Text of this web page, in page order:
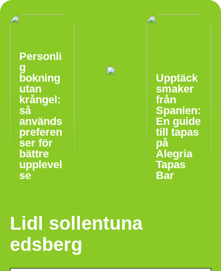
Personli
g
bokning
utan
krångel:
så
används
preferen
ser för
bättre
upplevel
se
Upptäck
smaker
från
Spanien:
En guide
till tapas
på
Alegria
Tapas
Bar
Lidl sollentuna
edsberg